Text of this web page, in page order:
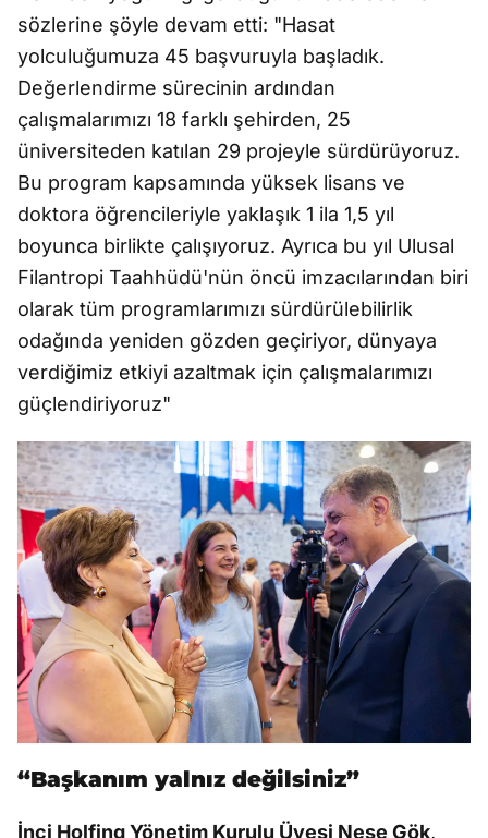
sözlerine şöyle devam etti: "Hasat
yolculuğumuza 45 başvuruyla başladık.
Değerlendirme sürecinin ardından
çalışmalarımızı 18 farklı şehirden, 25
üniversiteden katılan 29 projeyle sürdürüyoruz.
Bu program kapsamında yüksek lisans ve
doktora öğrencileriyle yaklaşık 1 ila 1,5 yıl
boyunca birlikte çalışıyoruz. Ayrıca bu yıl Ulusal
Filantropi Taahhüdü'nün öncü imzacılarından biri
olarak tüm programlarımızı sürdürülebilirlik
odağında yeniden gözden geçiriyor, dünyaya
verdiğimiz etkiyi azaltmak için çalışmalarımızı
güçlendiriyoruz"
“Başkanım yalnız değilsiniz”
İnci Holfing Yönetim Kurulu Üyesi Neşe Gök,